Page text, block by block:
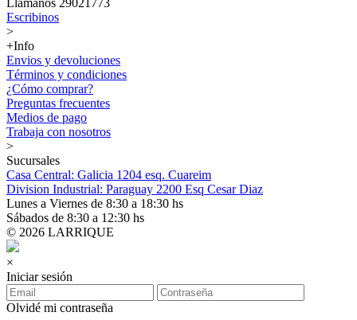
Llámanos 29021773
Escribinos
>
+Info
Envios y devoluciones
Términos y condiciones
¿Cómo comprar?
Preguntas frecuentes
Medios de pago
Trabaja con nosotros
>
Sucursales
Casa Central: Galicia 1204 esq. Cuareim
Division Industrial: Paraguay 2200 Esq Cesar Diaz
Lunes a Viernes de 8:30 a 18:30 hs
Sábados de 8:30 a 12:30 hs
© 2026 LARRIQUE
×
Iniciar sesión
Olvidé mi contraseña